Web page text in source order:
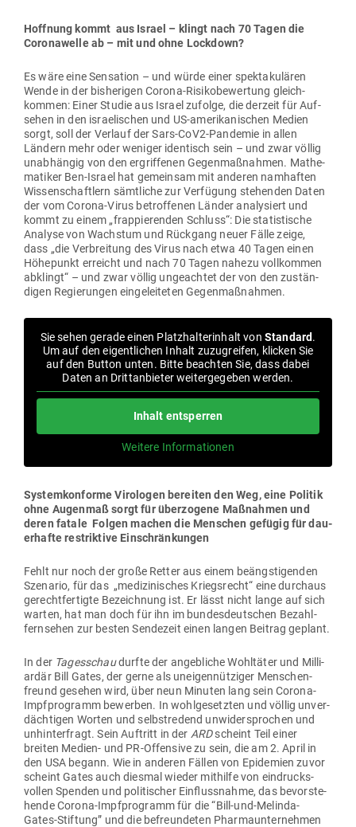
Hoffnung kommt aus Israel – klingt nach 70 Tagen die
Coro­na­welle ab – mit und ohne Lockdown?
Es wäre eine Sen­sation – und würde einer spek­ta­ku­lären
Wende in der bis­he­rigen Corona-Risi­ko­be­wertung gleich­
kommen: Einer Studie aus Israel zufolge, die derzeit für Auf­
sehen in den israe­li­schen und US-ame­ri­ka­ni­schen Medien
sorgt, soll der Verlauf der Sars-CoV2-Pan­demie in allen
Ländern mehr oder weniger iden­tisch sein – und zwar völlig
unab­hängig von den ergrif­fenen Gegen­maß­nahmen. Mathe­
ma­tiker Ben-Israel hat gemeinsam mit anderen nam­haften
Wis­sen­schaftlern sämt­liche zur Ver­fügung ste­henden Daten
der vom Corona-Virus betrof­fenen Länder ana­ly­siert und
kommt zu einem „frap­pie­renden Schluss“: Die sta­tis­tische
Analyse von Wachstum und Rückgang neuer Fälle zeige,
dass „die Ver­breitung des Virus nach etwa 40 Tagen einen
Höhe­punkt erreicht und nach 70 Tagen nahezu voll­kommen
abklingt“ – und zwar völlig unge­achtet der von den zustän­
digen Regie­rungen ein­ge­lei­teten Gegenmaßnahmen.
Sie sehen gerade einen Platz­hal­ter­inhalt von Standard.
Um auf den eigent­lichen Inhalt zuzu­greifen, klicken Sie
auf den Button unten. Bitte beachten Sie, dass dabei
Daten an Dritt­an­bieter wei­ter­ge­geben werden.
Inhalt ent­sperren
Weitere Infor­ma­tionen
Sys­tem­kon­forme Viro­logen bereiten den Weg, eine Politik
ohne Augenmaß sorgt für über­zogene Maß­nahmen und
deren fatale Folgen machen die Men­schen gefügig für dau­
er­hafte restriktive Einschränkungen
Fehlt nur noch der große Retter aus einem beängs­ti­genden
Sze­nario, für das „medi­zi­ni­sches Kriegs­recht“ eine durchaus
gerecht­fer­tigte Bezeichnung ist. Er lässt nicht lange auf sich
warten, hat man doch für ihn im bun­des­deut­schen Bezahl­
fern­sehen zur besten Sen­dezeit einen langen Beitrag geplant.
In der Tages­schaudurfte der angeb­liche Wohl­täter und Mil­li­
ardär Bill Gates, der gerne als unei­gen­nüt­ziger Men­schen­
freund gesehen wird, über neun Minuten lang sein Corona-
Impf­pro­gramm bewerben. In wohl­ge­setzten und völlig unver­
däch­tigen Worten und selbst­redend unwi­der­sprochen und
unhin­ter­fragt. Sein Auf­tritt in der ARDscheint Teil einer
breiten Medien- und PR-Offensive zu sein, die am 2. April in
den USA begann. Wie in anderen Fällen von Epi­demien zuvor
scheint Gates auch diesmal wieder mit­hilfe von ein­drucks­
vollen Spenden und poli­ti­scher Ein­fluss­nahme, das bevor­ste­
hende Corona-Impf­pro­gramm für die “Bill-und-Melinda-
Gates-Stiftung” und die befreun­deten Phar­ma­un­ter­nehmen